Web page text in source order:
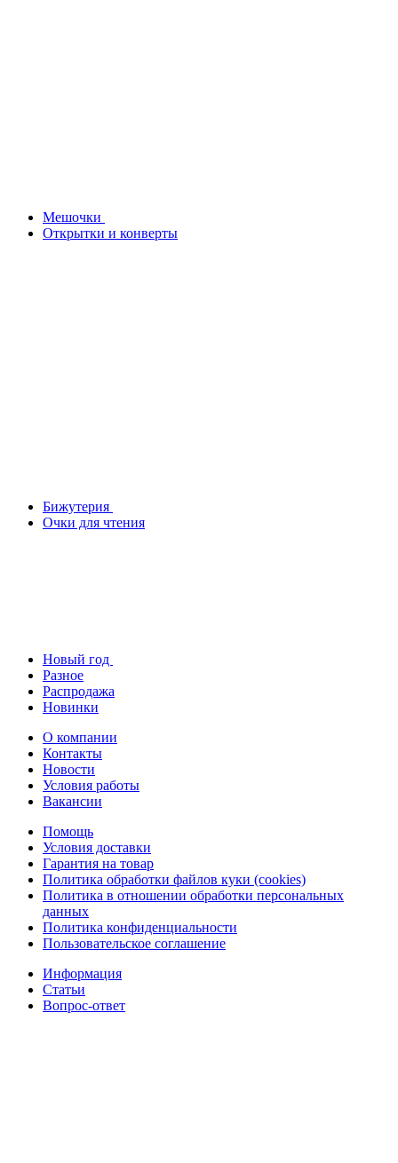
Мешочки
Открытки и конверты
Бижутерия
Очки для чтения
Новый год
Разное
Распродажа
Новинки
О компании
Контакты
Новости
Условия работы
Вакансии
Помощь
Условия доставки
Гарантия на товар
Политика обработки файлов куки (cookies)
Политика в отношении обработки персональных
данных
Политика конфиденциальности
Пользовательское соглашение
Информация
Статьи
Вопрос-ответ